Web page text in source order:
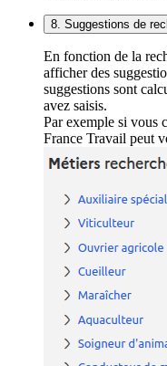
8. Suggestions de
En fonction de la
afficher des
suggestions sont
avez saisis.
Par exemple si vous
France Travail peut